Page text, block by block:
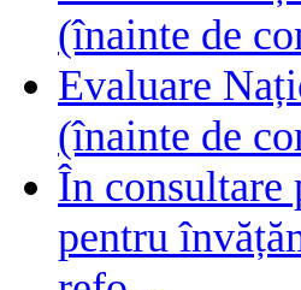
(înainte de
Evaluare
(înainte de
În consultare
pentru